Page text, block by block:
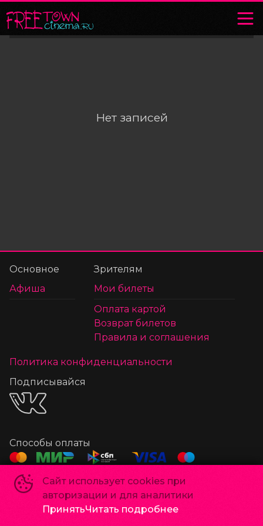
Нет записей
Сайт использует cookies при
авторизации и для аналитики
ПринятьЧитать подробнее
Основное
Афиша
Зрителям
Мои билеты
Оплата картой
Возврат билетов
Правила и соглашения
Политика конфиденциальности
Подписывайся
Способы оплаты
© 2022-2026
Powered byp24.app